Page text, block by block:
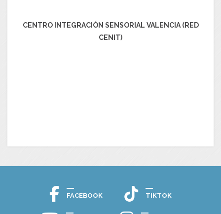
CENTRO INTEGRACIÓN SENSORIAL VALENCIA (RED
CENIT)
FACEBOOK TIKTOK